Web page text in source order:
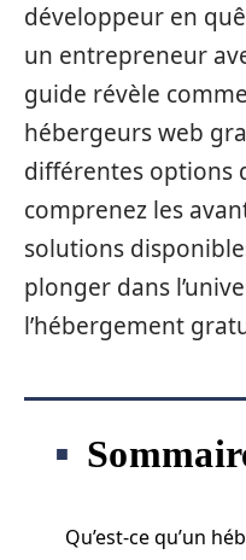
développeur en
un entrepreneur
guide révèle
hébergeurs web
différentes options
comprenez les
solutions
plonger dans
l’hébergement
Qu’est-ce qu’un